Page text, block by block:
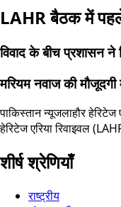
LAHR बैठक में
विवाद के बीच प्रशासन ने
मरियम नवाज की मौजूदगी
पाकिस्तान न्यूजलाहौर हेरिटेज
हेरिटेज एरिया रिवाइवल
शीर्ष श्रेणियाँ
राष्ट्रीय